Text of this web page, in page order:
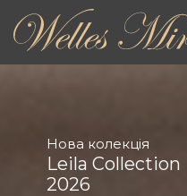
Нова колекція
Leila Collection
2026